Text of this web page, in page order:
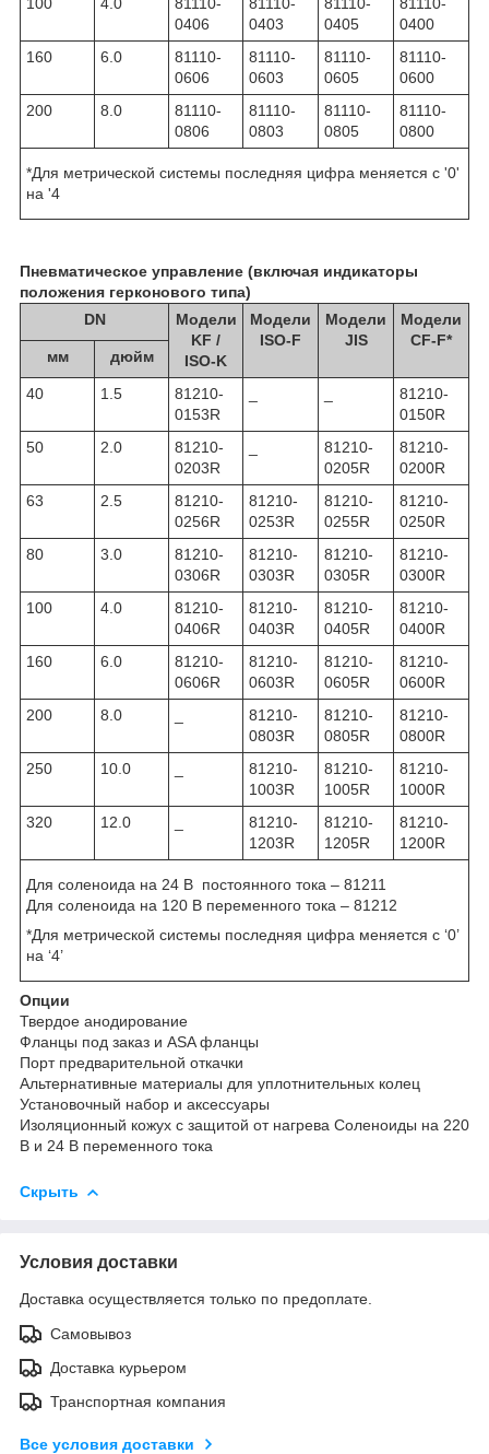
0406
0403
0405
0400
160
6.0
81110-
0606
81110-
0603
81110-
0605
81110-
0600
200
8.0
81110-
0806
81110-
0803
81110-
0805
81110-
0800
*Для метрической системы последняя цифра меняется с '0'
на '4
Пневматическое управление (включая индикаторы
положения герконового типа)
DN
Модели
KF /
ISO-K
Модели
ISO-F
Модели
JIS
Модели
CF-F*
мм
дюйм
40 1.5
81210-
0153R
81210-
0150R
50
2.0
81210-
0203R
81210-
0205R
81210-
0200R
63
2.5
81210-
0256R
81210-
0253R
81210-
0255R
81210-
0250R
80
3.0
81210-
0306R
81210-
0303R
81210-
0305R
81210-
0300R
100
4.0
81210-
0406R
81210-
0403R
81210-
0405R
81210-
0400R
160
6.0
81210-
0606R
81210-
0603R
81210-
0605R
81210-
0600R
200
8.0
81210-
0803R
81210-
0805R
81210-
0800R
250
10.0
81210-
1003R
81210-
1005R
81210-
1000R
320
12.0
81210-
1203R
81210-
1205R
81210-
1200R
Для соленоида на 24 В постоянного тока – 81211
Для соленоида на 120 В переменного тока – 81212
*Для метрической системы последняя цифра меняется с ‘0’
на ‘4’
Опции
Твердое анодирование
Фланцы под заказ и ASA фланцы
Порт предварительной откачки
Альтернативные материалы для уплотнительных колец
Установочный набор и аксессуары
Изоляционный кожух с защитой от нагрева Соленоиды на 220
В и 24 В переменного тока
Скрыть
Условия доставки
Доставка осуществляется только по предоплате.
Самовывоз
Доставка курьером
Транспортная компания
Все условия доставки